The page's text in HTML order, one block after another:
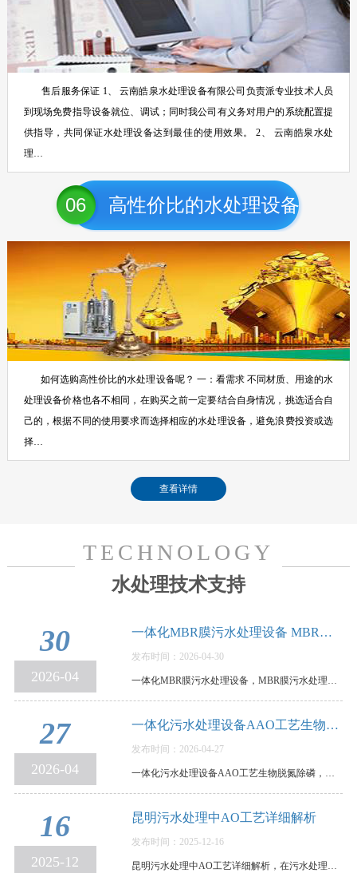
售后服务保证 1、 云南皓泉水处理设备有限公司负责派专业技术人员
到现场免费指导设备就位、调试；同时我公司有义务对用户的系统配置提
供指导，共同保证水处理设备达到最佳的使用效果。 2、 云南皓泉水处
理…
06 高性价比的水处理设备
如何选购高性价比的水处理设备呢？ 一：看需求 不同材质、用途的水
处理设备价格也各不相同，在购买之前一定要结合自身情况，挑选适合自
己的，根据不同的使用要求而选择相应的水处理设备，避免浪费投资或选
择…
查看详情
TECHNOLOGY
水处理技术支持
30
2026-04
一体化MBR膜污水处理设备 MBR膜污水处理设备…
发布时间：2026-04-30
一体化MBR膜污水处理设备，MBR膜污水处理设备优缺点和使用要点说明，MBR膜一体化污水处理设备，是…
27
2026-04
一体化污水处理设备AAO工艺生物脱氮除磷，原…
发布时间：2026-04-27
一体化污水处理设备AAO工艺生物脱氮除磷，原理、参数与运行控制全解析，在环保水处理领域，传统活…
16
2025-12
昆明污水处理中AO工艺详细解析
发布时间：2025-12-16
昆明污水处理中AO工艺详细解析，在污水处理领域，AO工艺可谓是生物脱氮的“常青树”。它结构清晰、…